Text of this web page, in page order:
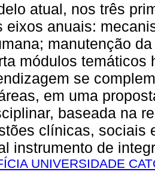
atual, nos três
eixos anuais:
manutenção
módulos
se
em uma
baseada na
clínicas, sociais
instrumento de
UNIVERSIDADE